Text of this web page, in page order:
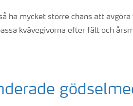
ha mycket större chans att
kvävegivorna efter fält och